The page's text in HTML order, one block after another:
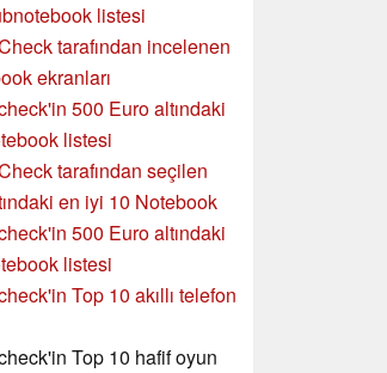
listesi
tarafından incelenen
ekranları
500 Euro altındaki
listesi
tarafından seçilen
en iyi 10 Notebook
500 Euro altındaki
listesi
Top 10 akıllı telefon
Top 10 hafif oyun